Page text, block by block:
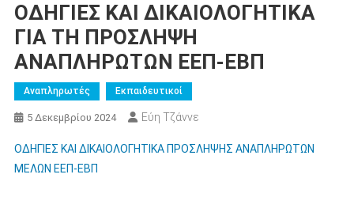
ΟΔΗΓΙΕΣ ΚΑΙ ΔΙΚΑΙΟΛΟΓΗΤΙΚΑ
ΓΙΑ ΤΗ ΠΡΟΣΛΗΨΗ
ΑΝΑΠΛΗΡΩΤΩΝ ΕΕΠ-ΕΒΠ
Αναπληρωτές Εκπαιδευτικοί
5 Δεκεμβρίου 2024 Εύη Τζάννε
ΟΔΗΓΙΕΣ ΚΑΙ ΔΙΚΑΙΟΛΟΓΗΤΙΚΑ ΠΡΟΣΛΗΨΗΣ ΑΝΑΠΛΗΡΩΤΩΝ
ΜΕΛΩΝ ΕΕΠ-ΕΒΠ